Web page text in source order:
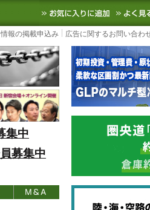
ど国内外の最新の物流ニュー
お気に
報の掲載申込み 広告に関するお問い合わ
集中
募集中